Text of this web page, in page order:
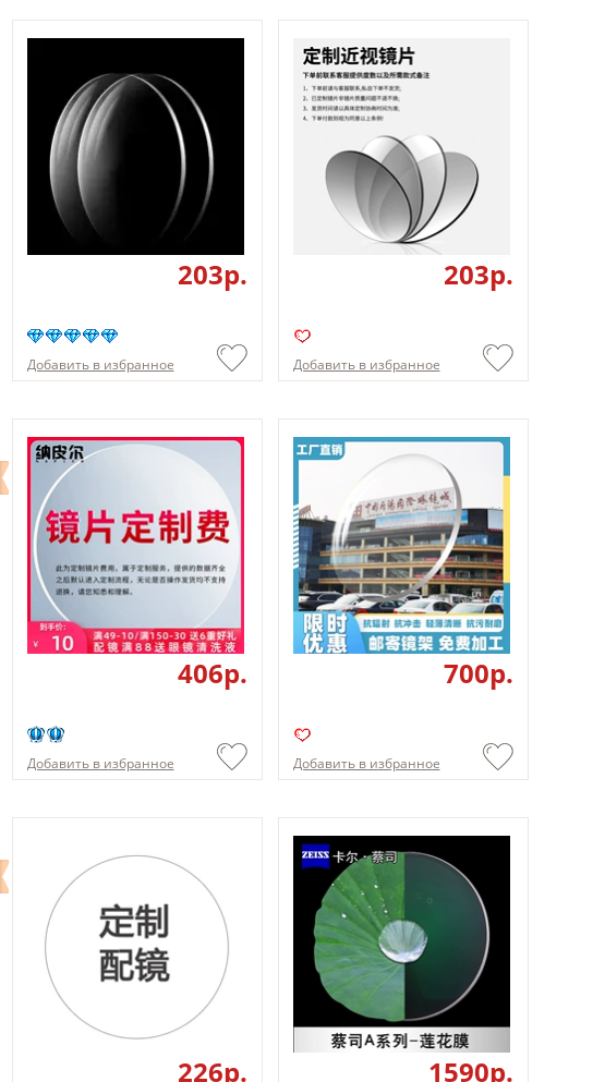
203p.
Добавить в избранное
203p.
Добавить в избранное
406p.
Добавить в избранное
700p.
Добавить в избранное
226p. 1590p.